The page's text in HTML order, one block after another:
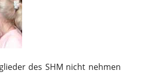
des SHM nicht nehmen